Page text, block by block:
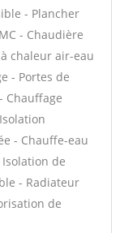
- Plancher
- Chaudière
chaleur air-eau
- Portes de
Chauffage
- Chauffe-eau
de
- Radiateur
de